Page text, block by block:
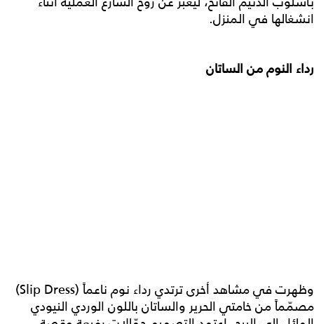
انشغالها في المنزل.
رداء النوم من الساتان
وظهرت في مشاهد أخرى ترتدي رداء نوم ناعماً (Slip Dress)
مصمّماً من خامتي الحرير والساتان باللون الوردي النيودي